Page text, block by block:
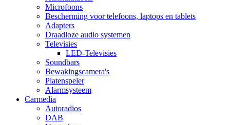
Microfoons
Bescherming voor telefoons, laptops en tablets
Adapters
Draadloze audio systemen
Televisies
LED-Televisies
Soundbars
Bewakingscamera's
Platenspeler
Alarmsysteem
Carmedia
Autoradios
DAB